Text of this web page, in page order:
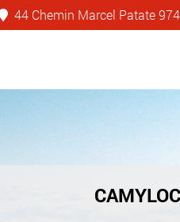
44 Chemin Marcel Patate